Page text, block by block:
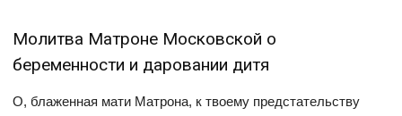
Молитва Матроне Московской о
беременности и даровании дитя
О, блаженная мати Матрона, к твоему предстательству